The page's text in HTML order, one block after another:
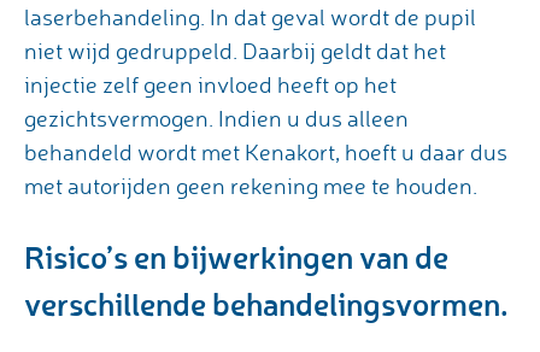
laserbehandeling. In dat geval wordt de pupil
niet wijd gedruppeld. Daarbij geldt dat het
injectie zelf geen invloed heeft op het
gezichtsvermogen. Indien u dus alleen
behandeld wordt met Kenakort, hoeft u daar dus
met autorijden geen rekening mee te houden.
Risico’s en bijwerkingen van de
verschillende behandelingsvormen.